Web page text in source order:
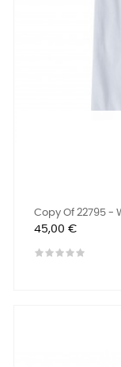
Copy Of 22795 -
Preis
45,00 €